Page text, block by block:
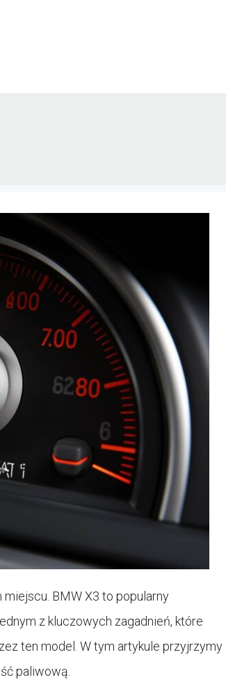
BMW X3 to popularny
z kluczowych zagadnień, które
ten model. W tym artykule przyjrzymy
paliwową.